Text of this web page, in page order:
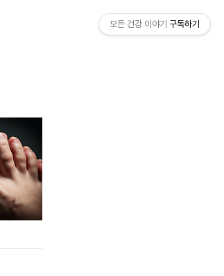
모든 건강 이야기 구독하기